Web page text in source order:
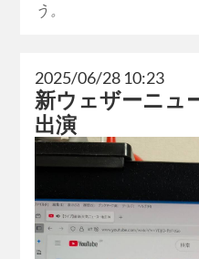
う。
2025/06/28 10:23
新ウェザーニュ
出演